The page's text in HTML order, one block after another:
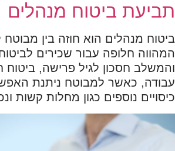
תביעת ביטוח מנהלים
ביטוח מנהלים הוא חוזה בין
המהווה חלופה עבור שכירים לביטוח
והמשלב חסכון לגיל פרישה, ביטוח
עבודה, כאשר למבוטח ניתנת
כיסויים נוספים כגון מחלות קשות